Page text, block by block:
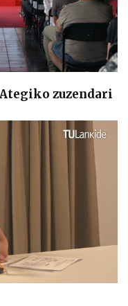
Ategiko zuzendari